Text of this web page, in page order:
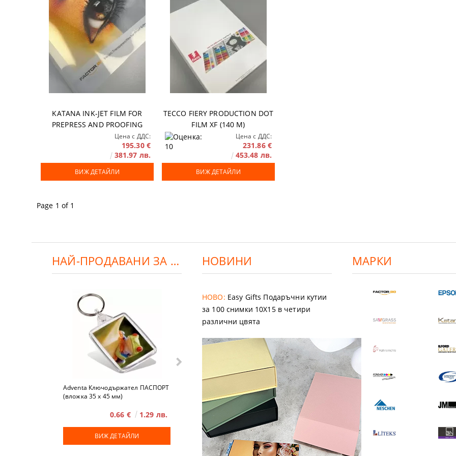
Аксесоари
Удължени гаранции
DTF ФИЛМ
KATANA INK-JET FILM FOR
PREPRESS AND PROOFING
Цена с ДДС:
195.30 €
381.97 лв.
ВИЖ ДЕТАЙЛИ
TECCO FIERY PRODUCTION DOT
FILM XF (140 Μ)
Цена с ДДС:
231.86 €
453.48 лв.
ВИЖ ДЕТАЙЛИ
Page 1 of 1
НАЙ-ПРОДАВАНИ ЗА ДЕНЯ:
Adventa Ключодържател ПАСПОРТ
(вложка 35 x 45 мм)
0.66 € 1.29 лв.
ВИЖ ДЕТАЙЛИ
Adventa Магнит EASI
1.03 € 2.01 лв.
ВИЖ ДЕТАЙЛИ ВИЖ ДЕТАЙЛИ
НОВИНИ
НОВО: Easy Gifts Подаръчни кутии
за 100 снимки 10X15 в четири
различни цвята
МАРКИ